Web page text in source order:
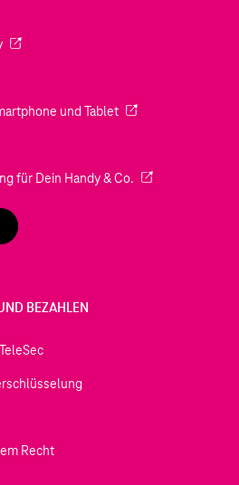
Tab geöffnet)
(Wird in einem neuen Tab geöffnet)
in einem neuen Tab geöffnet)
und Tablet(Wird in einem
in einem neuen Tab geöffnet)
für Dein Handy & Co. (Wird in einem
BEZAHLEN
Recht